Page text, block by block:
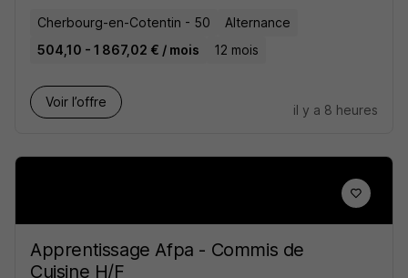
Cherbourg-en-Cotentin - 50
Alternance
504,10 - 1 867,02 € / mois
12 mois
Voir l’offre
il y a 8 heures
Apprentissage Afpa - Commis de
Cuisine H/F